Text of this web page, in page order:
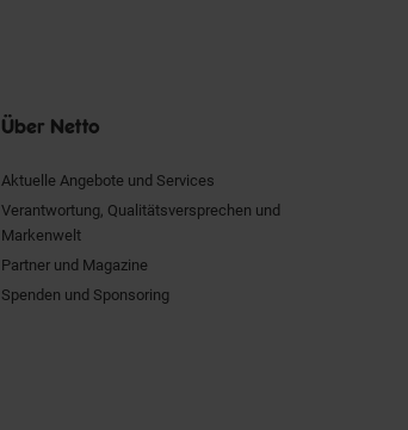
Über Netto
Aktuelle Angebote und Services
Verantwortung, Qualitätsversprechen und
Markenwelt
Partner und Magazine
Spenden und Sponsoring